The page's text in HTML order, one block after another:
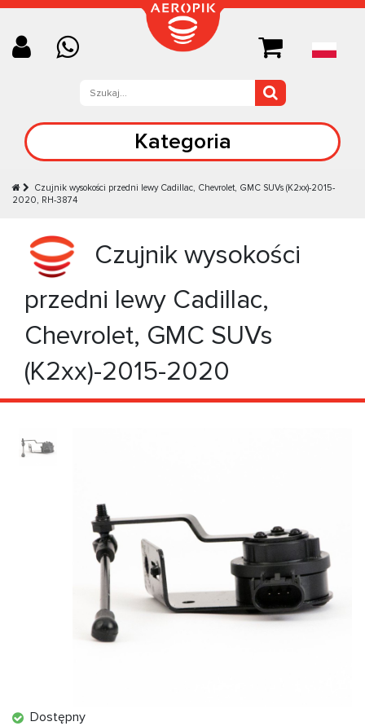
Kategoria
Czujnik wysokości przedni lewy Cadillac, Chevrolet, GMC SUVs (K2xx)-2015-
2020, RH-3874
Czujnik wysokości
przedni lewy Cadillac,
Chevrolet, GMC SUVs
(K2xx)-2015-2020
Dostępny